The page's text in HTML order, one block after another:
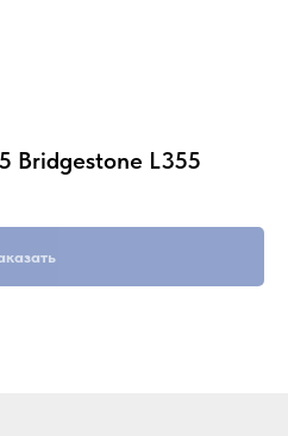
Bridgestone L355